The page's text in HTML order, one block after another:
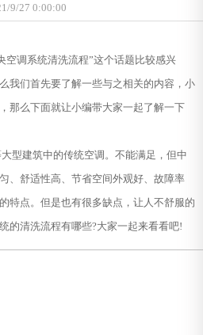
9/27 0:00:00
空调系统清洗流程”这个话题比较感兴
我们首先要了解一些与之相关的内容，小
那么下面就让小编带大家一起了解一下
建筑中的传统空调。不能满足，但中
、舒适性高、节省空间外观好、故障率
特点。但是也有很多缺点，让人不舒服的
的清洗流程有哪些?大家一起来看看吧!